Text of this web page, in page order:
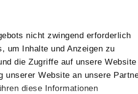
nicht zwingend erforderlich
um Inhalte und Anzeigen zu
die Zugriffe auf unsere
unserer Website an unsere
diese Informationen